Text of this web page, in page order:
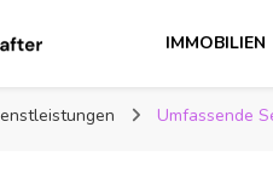
IMMOBILIEN
Umfassende